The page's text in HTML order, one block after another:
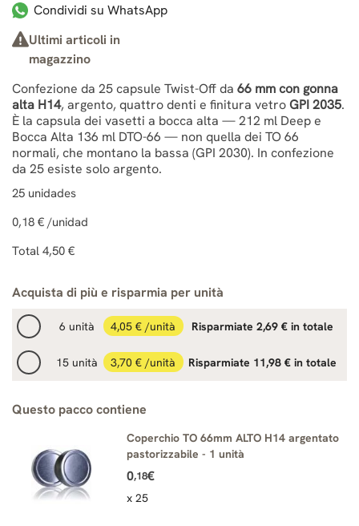
Condividi su WhatsApp
Ultimi articoli in
magazzino
Acquista di più e risparmia per unità
6 unità 4,05 € /unità Risparmiate 2,69 € in totale
15 unità 3,70 € /unità Risparmiate 11,98 € in totale
Confezione da 25 capsule Twist-Off da 66 mm con gonna
alta H14, argento, quattro denti e finitura vetroGPI 2035.
È la capsula dei vasetti a bocca alta — 212 ml Deep e
Bocca Alta 136 ml DTO-66 — non quella dei TO 66
normali, che montano la bassa (GPI 2030). In confezione
da 25 esiste solo argento.
25 unidades
0,18 € /unidad
Total 4,50 €
Questo pacco contiene
Coperchio TO 66mm ALTO H14 argentato
pastorizzabile - 1 unità
0,18€
x 25